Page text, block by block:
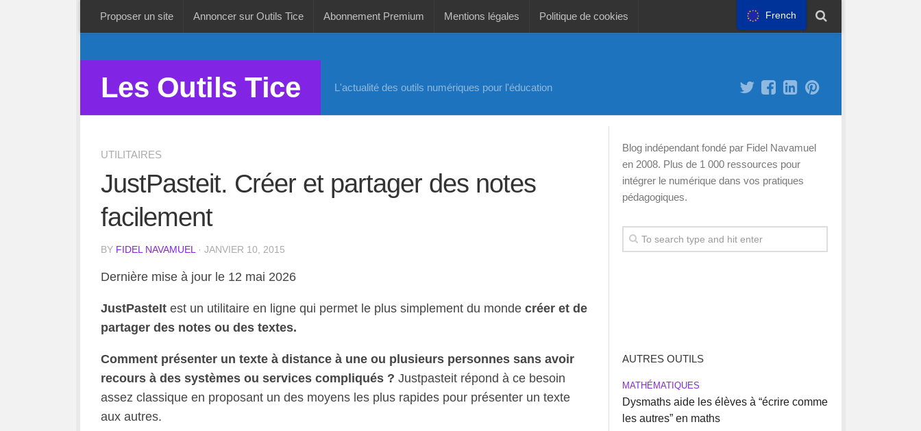
Proposer un site Annoncer sur Outils Tice Abonnement Premium Mentions légales Politique de cookies
Les Outils Tice L'actualité des outils numériques pour l'éducation
UTILITAIRES
JustPasteit. Créer et partager des notes
facilement
BY FIDEL NAVAMUEL · JANVIER 10, 2015
Dernière mise à jour le 12 mai 2026
JustPasteItest un utilitaire en ligne qui permet le plus simplement du monde créer et de
partager des notes ou des textes.
Comment présenter un texte à distance à une ou plusieurs personnes sans avoir
recours à des systèmes ou services compliqués ? Justpasteit répond à ce besoin
assez classique en proposant un des moyens les plus rapides pour présenter un texte
aux autres.
Blog indépendant fondé par Fidel Navamuel
en 2008. Plus de 1 000 ressources pour
intégrer le numérique dans vos pratiques
pédagogiques.
AUTRES OUTILS
MATHÉMATIQUES
Dysmaths aide les élèves à “écrire comme
les autres” en maths
French